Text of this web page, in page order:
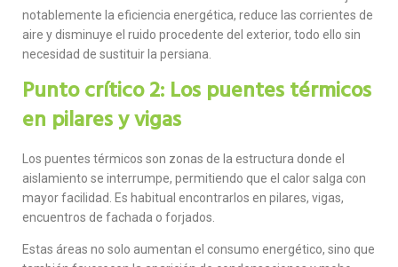
notablemente la eficiencia energética, reduce las corrientes de
aire y disminuye el ruido procedente del exterior, todo ello sin
necesidad de sustituir la persiana.
Punto crítico 2: Los puentes térmicos
en pilares y vigas
Los puentes térmicos son zonas de la estructura donde el
aislamiento se interrumpe, permitiendo que el calor salga con
mayor facilidad. Es habitual encontrarlos en pilares, vigas,
encuentros de fachada o forjados.
Estas áreas no solo aumentan el consumo energético, sino que